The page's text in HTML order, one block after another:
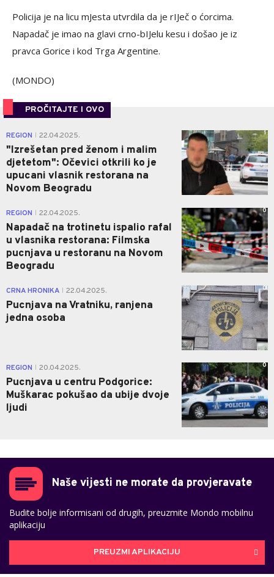
Policija je na licu mJesta utvrdila da je rIJeč o ćorcima.
Napadač je imao na glavi crno-bIJelu kesu i došao je iz
pravca Gorice i kod Trga Argentine.
(MONDO)
PROČITAJTE I OVO
REGION 22.04.2025.
"Izrešetan pred ženom i malim
djetetom": Očevici otkrili ko je
upucani vlasnik restorana na
Novom Beogradu
1
REGION 22.04.2025.
Napadač na trotinetu ispalio rafal
u vlasnika restorana: Filmska
pucnjava u restoranu na Novom
Beogradu
0
CRNA HRONIKA 22.04.2025.
Pucnjava na Vratniku, ranjena
jedna osoba
0
REGION 20.04.2025.
Pucnjava u centru Podgorice:
Muškarac pokušao da ubije dvoje
ljudi
0
Naše vijesti ne morate da provjeravate
Budite bolje informisani od drugih, preuzmite Mondo mobilnu
aplikaciju
PREUZMI APLIKACIJU